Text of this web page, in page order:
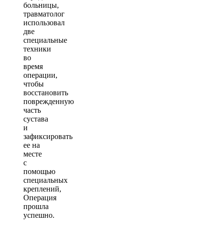
больницы,
травматолог
использовал
две
специальные
техники
во
время
операции,
чтобы
восстановить
поврежденную
часть
сустава
и
зафиксировать
ее на
месте
с
помощью
специальных
креплений,
Операция
прошла
успешно.